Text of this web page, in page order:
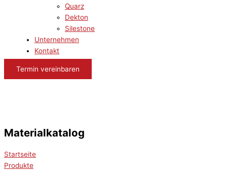
Quarz
Dekton
Silestone
Unternehmen
Kontakt
Termin vereinbaren
Materialkatalog
Startseite
Produkte